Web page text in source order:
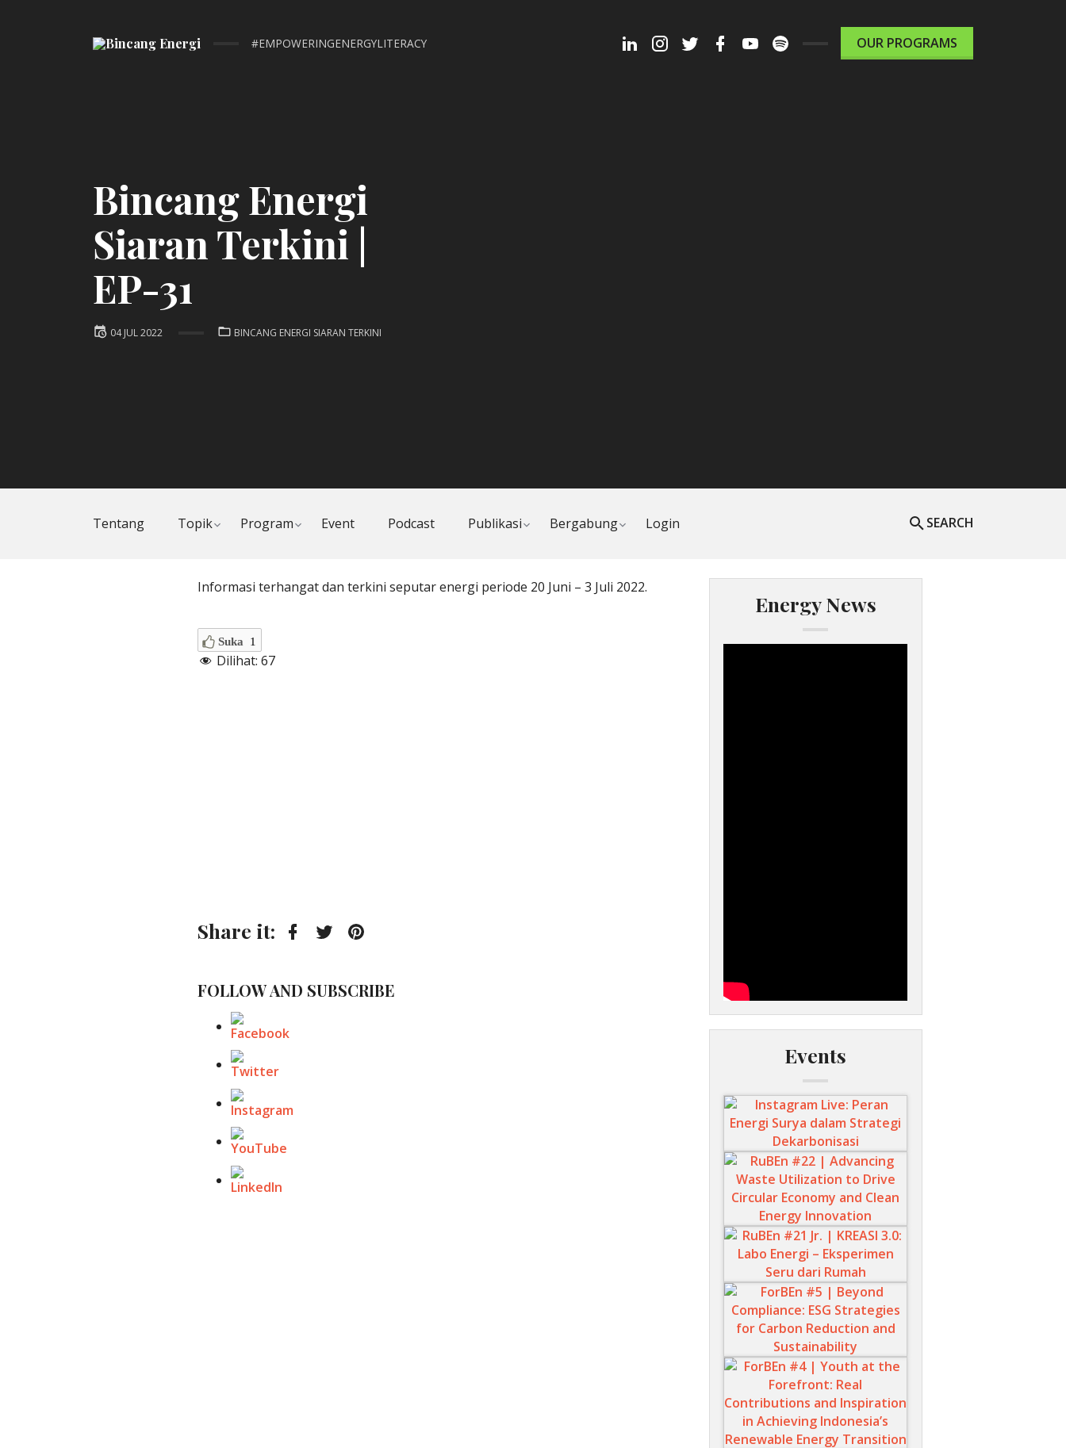
#EMPOWERINGENERGYLITERACY LinkedinInstagramTwitterFacebookYoutubeSpotify
OUR PROGRAMS
Bincang Energi
Siaran Terkini |
EP-31
Posted
04 JUL 2022
POSTED
BINCANG ENERGI SIARAN TERKINI
Tentang Topik
Toggle
child
Program
Toggle
child
Event Podcast Publikasi
Toggle
child
Bergabung
Toggle
child
Login SEARCH
Informasi terhangat dan terkini seputar energi periode 20 Juni – 3 Juli 2022.
Suka 1
Dilihat: 67
Share it: Facebook
Twitter
FOLLOW AND SUBSCRIBE
Energy News
Events